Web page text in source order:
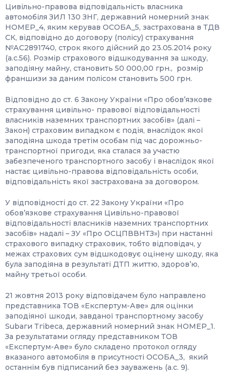
Цивільно-правова відповідальність власника
автомобіля ЗИЛ 130 ЗНГ, державний номерний знак
НОМЕР_4, яким керував ОСОБА_5, застрахована в ТДВ
СК, відповідно до договору (полісу) страхування
№АС2891740, строк якого дійсний до 23.05.2014 року
(а.с.56). Розмір страхового відшкодування за шкоду,
заподіяну майну, становить 50 000,00 грн., розмір
франшизи за даним полісом становить 500 грн.
Відповідно до ст. 6 Закону України «Про обов’язкове
страхування цивільно- правової відповідальності
власників наземних транспортних засобів» (далі –
Закон) страховим випадком є подія, внаслідок якої
заподіяна шкода третім особам під час дорожньо-
транспортної пригоди, яка сталася за участю
забезпеченого транспортного засобу і внаслідок якої
настає цивільно-правова відповідальність особи,
відповідальність якої застрахована за договором.
У відповідності до ст. 22 Закону України «Про
обов’язкове страхування Цивільно-правової
відповідальності власників наземних транспортних
засобів» надалі – ЗУ «Про ОСЦПВВНТЗ») при настанні
страхового випадку страховик, тобто відповідач, у
межах страхових сум відшкодовує оцінену шкоду, яка
була заподіяна в результаті ДТП життю, здоров’ю,
майну третьої особи.
21 жовтня 2013 року відповідачем було направлено
представника ТОВ «Експертум-Аве» для оцінки
заподіяної шкоди, завданої транспортному засобу
Subаги Тгіbеса, державний номерний знак НОМЕР_1.
За результатами огляду представником ТОВ
«Експертум-Аве» було складено протокол огляду
вказаного автомобіля в присутності ОСОБА_3, який
останнім був підписаний без зауважень (а.с. 9).